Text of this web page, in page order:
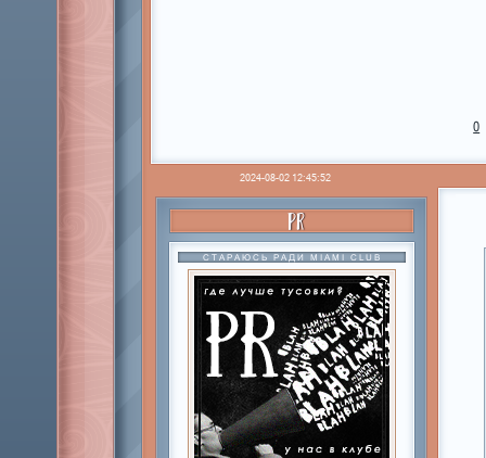
0
2024-08-02 12:45:52
PR
СТАРАЮСЬ РАДИ MIAMI CLUB